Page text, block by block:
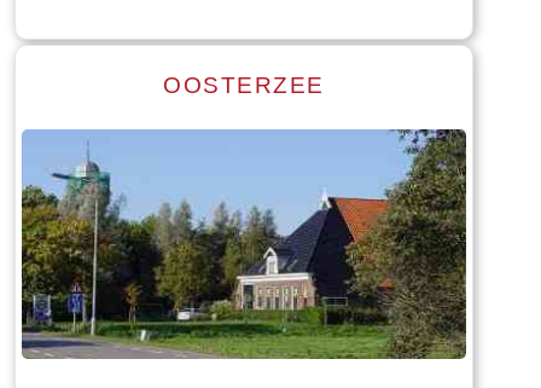
Read more
Tekst: © Foto: © William Wissink
OOSTERZEE